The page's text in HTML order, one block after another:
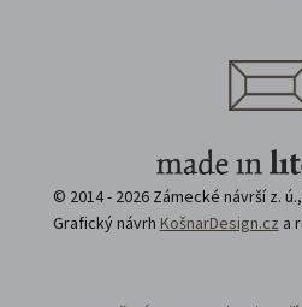
© 2014 - 2026 Zámecké návrší z.
Grafický návrh KošnarDesign.cz a